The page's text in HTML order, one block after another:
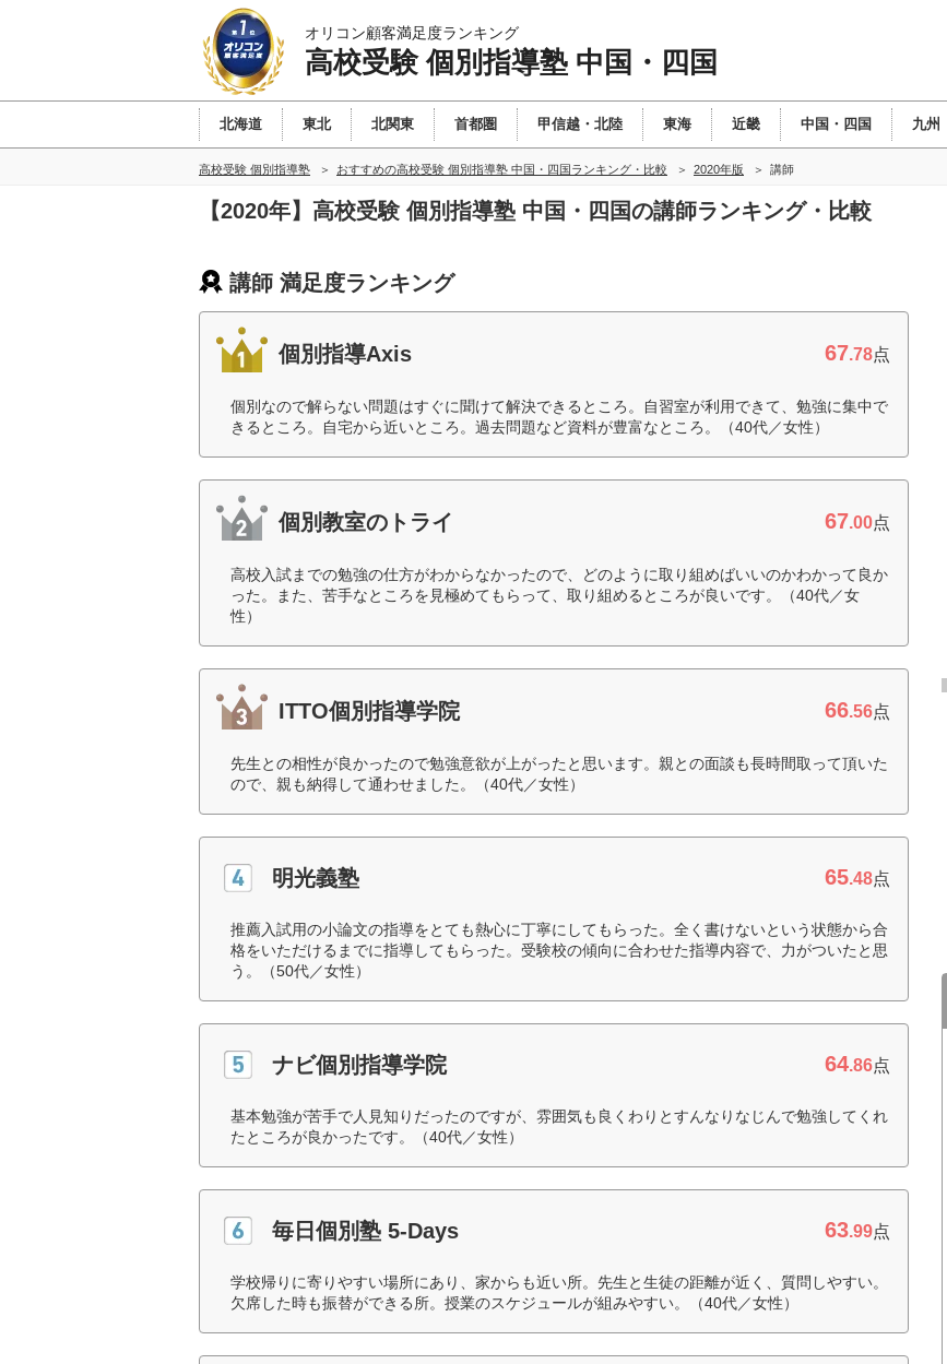
オリコン顧客満足度ランキング
高校受験 個別指導塾 中国・四国
北海道 東北 北関東 首都圏 甲信越・北陸 東海 近畿 中国・四国 九州
高校受験 個別指導塾 おすすめの高校受験 個別指導塾 中国・四国ランキング・比較 2020年版 講師
【2020年】高校受験 個別指導塾 中国・四国の講師ランキング・比較
講師 満足度ランキング
個別指導Axis 67.78点
個別なので解らない問題はすぐに聞けて解決できるところ。自習室が利用できて、勉強に集中で
きるところ。自宅から近いところ。過去問題など資料が豊富なところ。（40代／女性）
個別教室のトライ 67.00点
高校入試までの勉強の仕方がわからなかったので、どのように取り組めばいいのかわかって良か
った。また、苦手なところを見極めてもらって、取り組めるところが良いです。（40代／女
性）
ITTO個別指導学院 66.56点
先生との相性が良かったので勉強意欲が上がったと思います。親との面談も長時間取って頂いた
ので、親も納得して通わせました。（40代／女性）
明光義塾 65.48点
推薦入試用の小論文の指導をとても熱心に丁寧にしてもらった。全く書けないという状態から合
格をいただけるまでに指導してもらった。受験校の傾向に合わせた指導内容で、力がついたと思
う。（50代／女性）
ナビ個別指導学院 64.86点
基本勉強が苦手で人見知りだったのですが、雰囲気も良くわりとすんなりなじんで勉強してくれ
たところが良かったです。（40代／女性）
毎日個別塾 5-Days 63.99点
学校帰りに寄りやすい場所にあり、家からも近い所。先生と生徒の距離が近く、質問しやすい。
欠席した時も振替ができる所。授業のスケジュールが組みやすい。（40代／女性）